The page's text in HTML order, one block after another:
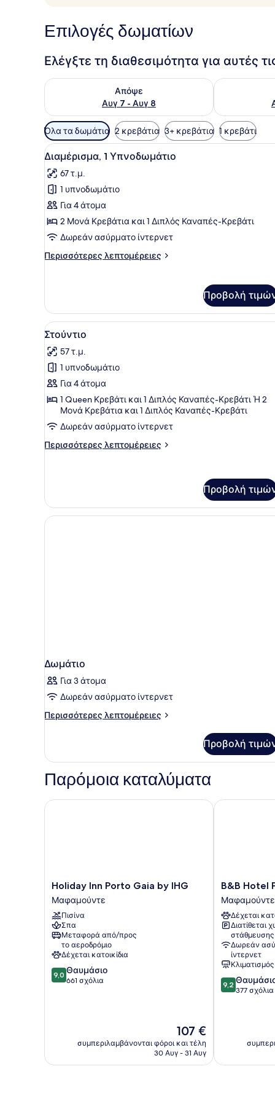
Επιλογές δωματίων
Ελέγξτε τη διαθεσιμότητα για αυτές
Απόψε
Αυγ 7 - Αυγ 8
Έλεγχος διαθεσιμότητας για απόψε Αυγ 7 - Αυγ 8
Έλεγχος
Διαθέσιμα
φίλτρα
για
τα
δωμάτια
Όλα τα δωμάτια 2 κρεβάτια 3+ κρεβάτια 1 κρεβάτι
Προβολή
όλων
των
φωτογραφιών
για
Διαμέρισμα,
1
Υπνοδωμάτιο
Ένα δωμάτιο ξενοδοχείου
8
Διαμέρισμα, 1 Υπνοδωμάτιο
67 τ.μ.
1 υπνοδωμάτιο
Για 4 άτομα
2 Μονά Κρεβάτια και 1 Διπλός Καναπές-Κρεβάτι
Δωρεάν ασύρματο ίντερνετ
Περισσότερες λεπτομέρειες
Περισσότερες
Υπνοδωμάτιο
Προβολή
Προβολή
όλων
των
φωτογραφιών
για
Στούντιο
Ένα σύγχρονο δωμάτιο
5
Στούντιο
57 τ.μ.
1 υπνοδωμάτιο
Για 4 άτομα
1 Queen Κρεβάτι και 1 Διπλός Καναπές-Κρεβάτι Ή 2
Μονά Κρεβάτια και 1 Διπλός Καναπές-Κρεβάτι
Δωρεάν ασύρματο ίντερνετ
Περισσότερες λεπτομέρειες
Περισσότερες
Προβολή
Δωμάτιο
Για 3 άτομα
Δωρεάν ασύρματο ίντερνετ
Περισσότερες λεπτομέρειες
Περισσότερες
Προβολή
Παρόμοια καταλύματα
Holiday
Inn
Porto
Gaia
by
IHG
Μαφαμούντε
Holiday Inn Porto Gaia by IHG
Μαφαμούντε
Πισίνα
Σπα
Μεταφορά από/προς
το αεροδρόμιο
Δέχεται κατοικίδια
9.0
στα
9,0 Θαυμάσιο
661 σχόλια
Η
τιμή
είναι
107 €
συμπεριλαμβάνονται φόροι και τέλη
30 Αυγ - 31 Αυγ
Holiday Inn Porto Gaia by IHG
B&B
Hotel
Porto
Gaia
Μαφαμούντε
B&B Hotel
Μαφαμούντε
Δέχεται
Διατίθεται
στάθμευσης
Δωρεάν
ίντερνετ
Κλιματισμός
9.2
στα
9,2
377 σχόλια
B&B Hotel